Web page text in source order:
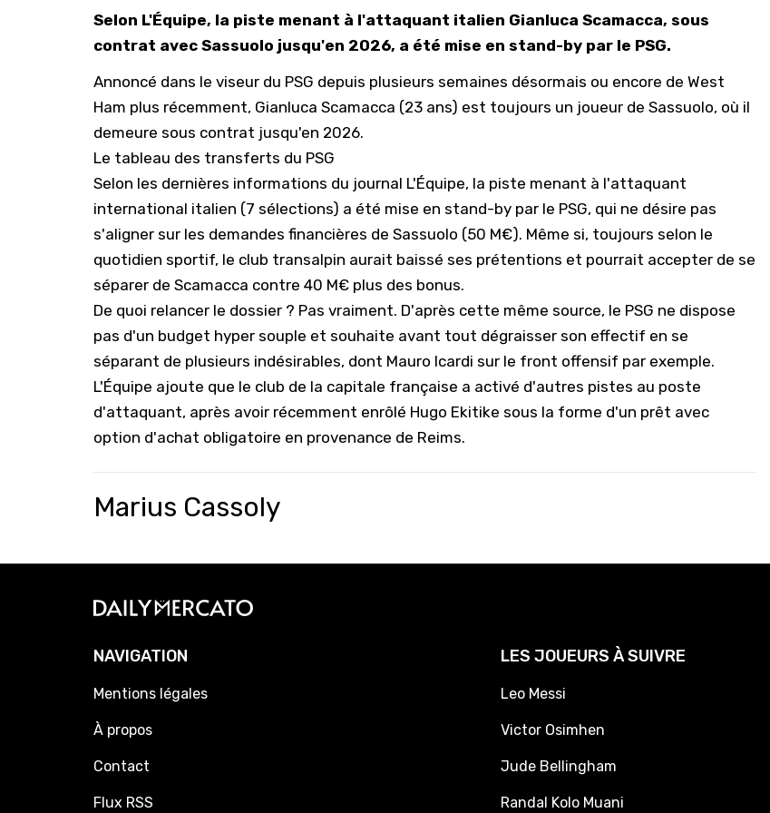
Selon L'Équipe, la piste menant à l'attaquant italien Gianluca Scamacca, sous
contrat avec Sassuolo jusqu'en 2026, a été mise en stand-by par le PSG.
Annoncé dans le viseur du PSG depuis plusieurs semaines désormais ou encore de West
Ham plus récemment, Gianluca Scamacca (23 ans) est toujours un joueur de Sassuolo, où il
demeure sous contrat jusqu'en 2026.
Le tableau des transferts du PSG
Selon les dernières informations du journal L'Équipe, la piste menant à l'attaquant
international italien (7 sélections) a été mise en stand-by par le PSG, qui ne désire pas
s'aligner sur les demandes financières de Sassuolo (50 M€). Même si, toujours selon le
quotidien sportif, le club transalpin aurait baissé ses prétentions et pourrait accepter de se
séparer de Scamacca contre 40 M€ plus des bonus.
De quoi relancer le dossier ? Pas vraiment. D'après cette même source, le PSG ne dispose
pas d'un budget hyper souple et souhaite avant tout dégraisser son effectif en se
séparant de plusieurs indésirables, dont Mauro Icardi sur le front offensif par exemple.
L'Équipe ajoute que le club de la capitale française a activé d'autres pistes au poste
d'attaquant, après avoir récemment enrôlé Hugo Ekitike sous la forme d'un prêt avec
option d'achat obligatoire en provenance de Reims.
Marius Cassoly
NAVIGATION
Mentions légales
À propos
Contact
Flux RSS
LES JOUEURS À SUIVRE
Leo Messi
Victor Osimhen
Jude Bellingham
Randal Kolo Muani